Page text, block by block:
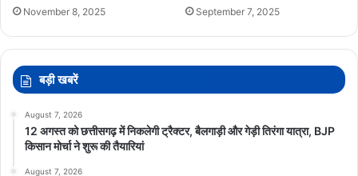
November 8, 2025 September 7, 2025
बड़ी खबरें
August 7, 2026
12 अगस्त को छत्तीसगढ़ में निकलेगी ट्रैक्टर, बैलगाड़ी और गेड़ी तिरंगा यात्रा, BJP
किसान मोर्चा ने शुरू की तैयारियां
August 7, 2026